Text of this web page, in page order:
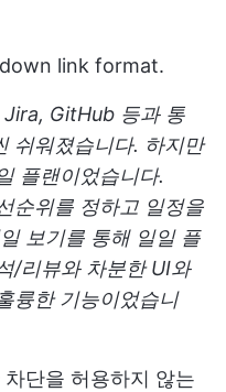
link format.
GitHub 등과 통
쉬워졌습니다. 하지만
플랜이었습니다.
순위를 정하고 일정을
보기를 통해 일일 플
/리뷰와 차분한 UI와
륭한 기능이었습니
단을 허용하지 않는